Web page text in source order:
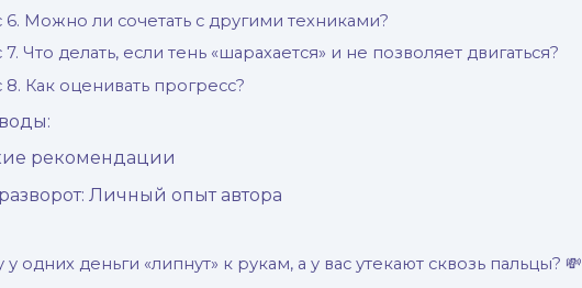
6. Можно ли сочетать с другими техниками?
Что делать, если тень «шарахается» и не позволяет двигаться?
Как оценивать прогресс?
рекомендации
Личный опыт автора
одних деньги «липнут» к рукам, а у вас утекают сквозь пальцы? 💸